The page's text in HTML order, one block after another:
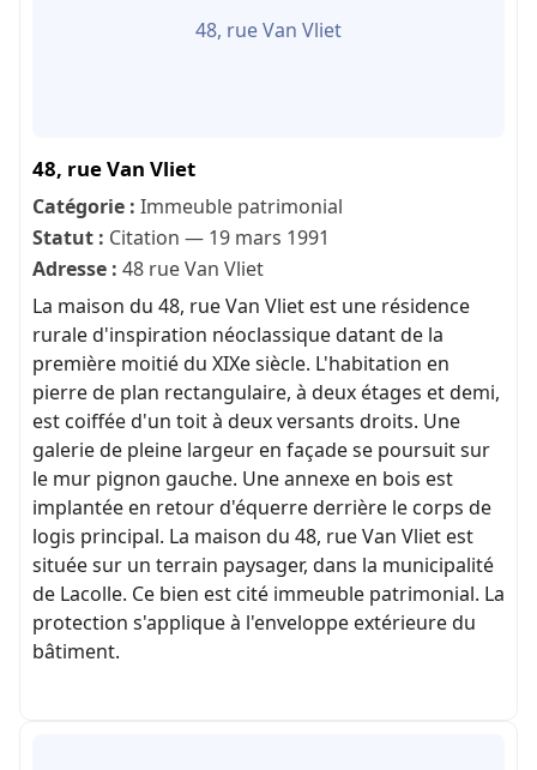
48, rue Van Vliet
48, rue Van Vliet
Catégorie : Immeuble patrimonial
Statut : Citation — 19 mars 1991
Adresse : 48 rue Van Vliet
La maison du 48, rue Van Vliet est une résidence
rurale d'inspiration néoclassique datant de la
première moitié du XIXe siècle. L'habitation en
pierre de plan rectangulaire, à deux étages et demi,
est coiffée d'un toit à deux versants droits. Une
galerie de pleine largeur en façade se poursuit sur
le mur pignon gauche. Une annexe en bois est
implantée en retour d'équerre derrière le corps de
logis principal. La maison du 48, rue Van Vliet est
située sur un terrain paysager, dans la municipalité
de Lacolle. Ce bien est cité immeuble patrimonial. La
protection s'applique à l'enveloppe extérieure du
bâtiment.